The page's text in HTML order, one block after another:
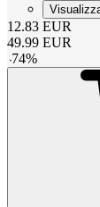
12.83 EUR
49.99 EUR
-74%